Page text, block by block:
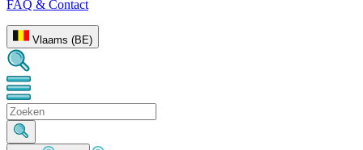
FAQ & Contact
Vlaams (BE)